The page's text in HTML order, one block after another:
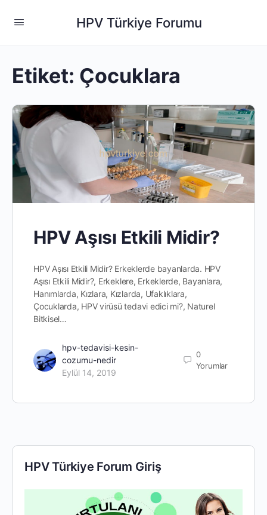
HPV Türkiye Forumu
Etiket: Çocuklara
HPV Aşısı Etkili Midir?
HPV Aşısı Etkili Midir? Erkeklerde bayanlarda. HPV
Aşısı Etkili Midir?, Erkeklere, Erkeklerde, Bayanlara,
Hanımlarda, Kızlara, Kızlarda, Ufaklıklara,
Çocuklarda, HPV virüsü tedavi edici mi?, Naturel
Bitkisel…
hpv-tedavisi-kesin-
cozumu-nedir
Eylül 14, 2019
0
Yorumlar
HPV Türkiye Forum Giriş